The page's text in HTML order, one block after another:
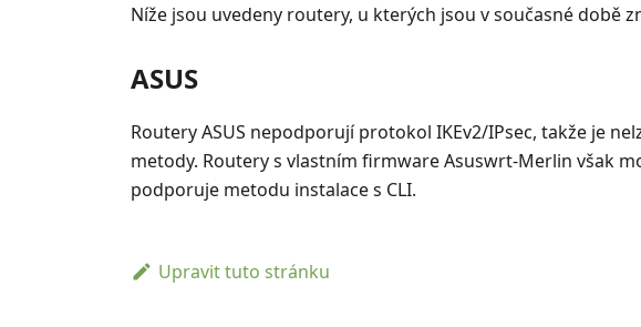
Níže jsou uvedeny routery, u kterých jsou v současné době
ASUS
Routery ASUS nepodporují protokol IKEv2/IPsec, takže je
metody. Routery s vlastním firmware Asuswrt-Merlin však
podporuje metodu instalace s CLI.
Upravit tuto stránku